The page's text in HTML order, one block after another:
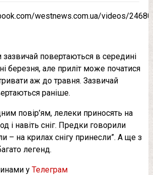
westnews.com.ua/videos/
зазвичай повертаються в середині
березня, але приліт може початися
аж до травня. Зазвичай
раніше.
повір’ям, лелеки приносять на
і навіть сніг. Предки говорили
– на крилах снігу принесли”. А ще з
легенд.
у Телеграм